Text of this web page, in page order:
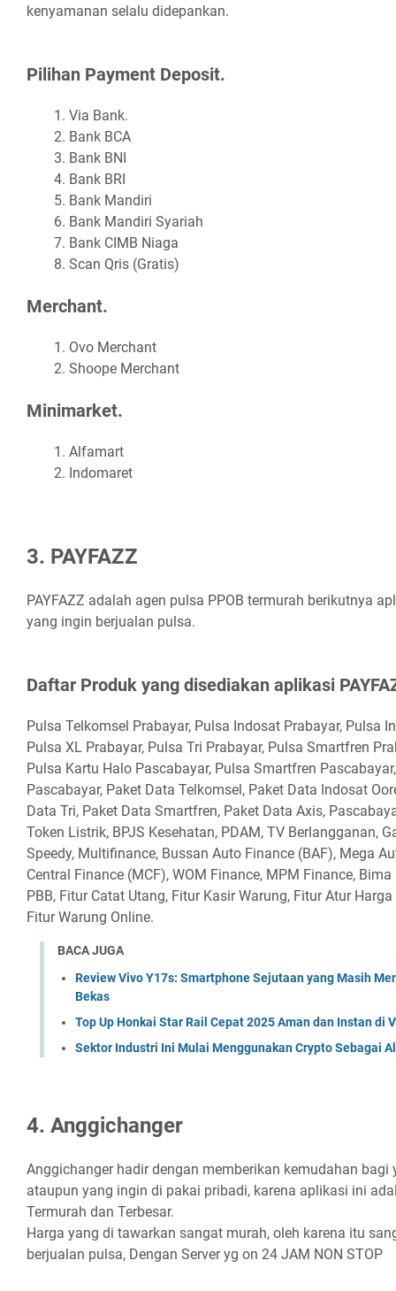
kenyamanan selalu didepankan.
Pilihan Payment Deposit.
Via Bank.
Bank BCA
Bank BNI
Bank BRI
Bank Mandiri
Bank Mandiri Syariah
Bank CIMB Niaga
Scan Qris (Gratis)
Merchant.
Ovo Merchant
Shoope Merchant
Minimarket.
Alfamart
Indomaret
3. PAYFAZZ
PAYFAZZ adalah agen pulsa PPOB termurah berikutnya
yang ingin berjualan pulsa.
Daftar Produk yang disediakan aplikasi
Pulsa Telkomsel Prabayar, Pulsa Indosat Prabayar, Pulsa
Pulsa XL Prabayar, Pulsa Tri Prabayar, Pulsa Smartfren
Pulsa Kartu Halo Pascabayar, Pulsa Smartfren
Pascabayar, Paket Data Telkomsel, Paket Data Indosat
Data Tri, Paket Data Smartfren, Paket Data Axis,
Token Listrik, BPJS Kesehatan, PDAM, TV Berlangganan,
Speedy, Multifinance, Bussan Auto Finance (BAF), Mega
Central Finance (MCF), WOM Finance, MPM Finance,
PBB, Fitur Catat Utang, Fitur Kasir Warung, Fitur Atur
Fitur Warung Online.
BACA JUGA
Review Vivo Y17s: Smartphone Sejutaan yang Masih
Bekas
Top Up Honkai Star Rail Cepat 2025 Aman dan Instan di
Sektor Industri Ini Mulai Menggunakan Crypto Sebagai
4. Anggichanger
Anggichanger hadir dengan memberikan kemudahan
ataupun yang ingin di pakai pribadi, karena aplikasi ini
Termurah dan Terbesar.
Harga yang di tawarkan sangat murah, oleh karena itu
berjualan pulsa, Dengan Server yg on 24 JAM NON STOP